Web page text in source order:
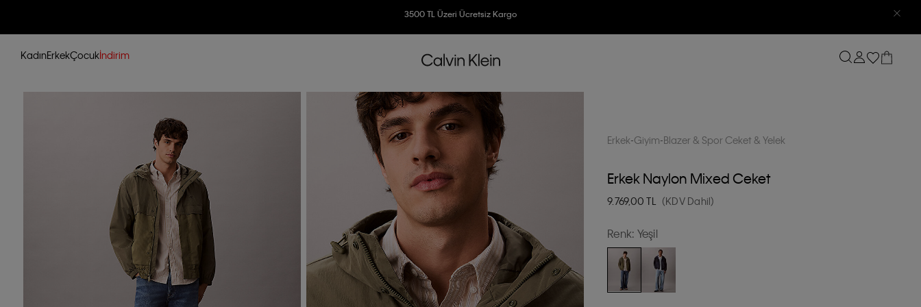
7500 TL Ve Üzeri Alışverişlerinizde 6 Taksit İmkanı
KadınErkekÇocukİndirim
Erkek Giyim Blazer & Spor Ceket & Yelek
Erkek Naylon Mixed Ceket
9.769,00 TL (KDV Dahil)
Renk: Yeşil